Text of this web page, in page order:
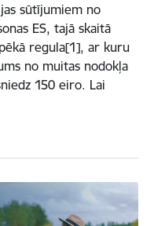
sūtījumiem no
ES, tajā skaitā
regula[1], ar kuru
no muitas nodokļa
150 eiro. Lai